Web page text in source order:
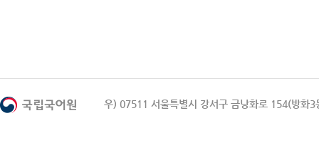
우) 07511 서울특별시 강서구 금낭화로 154(방화3